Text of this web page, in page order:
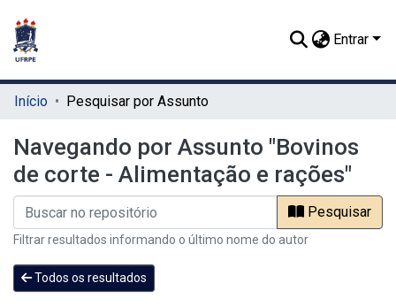
Entrar
Início Pesquisar por Assunto
Navegando por Assunto "Bovinos
de corte - Alimentação e rações"
Pesquisar
Filtrar resultados informando o último nome do autor
Todos os resultados